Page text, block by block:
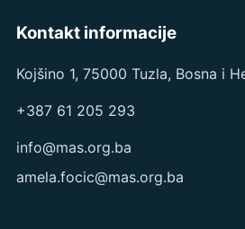
Kontakt informacije
Kojšino 1, 75000 Tuzla, Bosna i
+387 61 205 293
info@mas.org.ba
amela.focic@mas.org.ba